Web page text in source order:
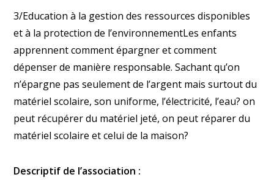
3/Education à la gestion des ressources disponibles
et à la protection de l’environnementLes enfants
apprennent comment épargner et comment
dépenser de manière responsable. Sachant qu’on
n’épargne pas seulement de l’argent mais surtout du
matériel scolaire, son uniforme, l’électricité, l’eau? on
peut récupérer du matériel jeté, on peut réparer du
matériel scolaire et celui de la maison?
Descriptif de l’association :